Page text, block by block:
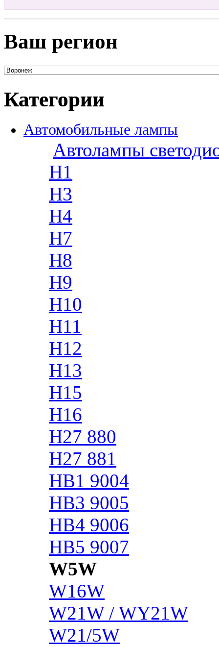
Ваш регион
Категории
Автомобильные лампы
Автолампы
H1
H3
H4
H7
H8
H9
H10
H11
H12
H13
H15
H16
H27 880
H27 881
HB1 9004
HB3 9005
HB4 9006
HB5 9007
W5W
W16W
W21W / WY21W
W21/5W